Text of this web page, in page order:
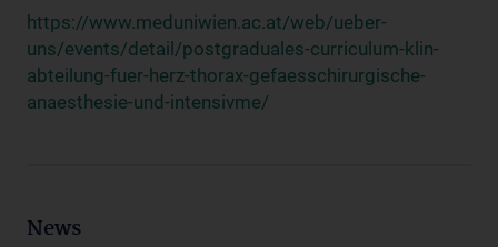
https://www.meduniwien.ac.at/web/ueber-
uns/events/detail/postgraduales-curriculum-klin-
abteilung-fuer-herz-thorax-gefaesschirurgische-
anaesthesie-und-intensivme/
News